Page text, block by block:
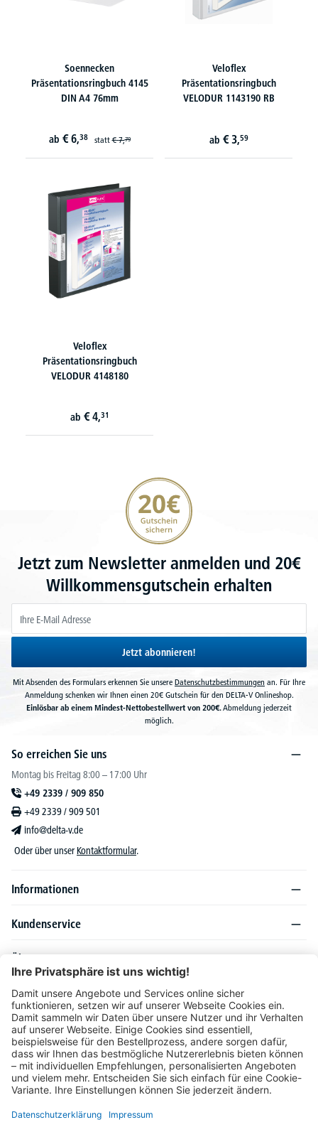
Soennecken
Präsentationsringbuch 4145
DIN A4 76mm
ab € 6,38 statt€ 7,79
Veloflex
Präsentationsringbuch
VELODUR 1143190 RB
ab € 3,59
Veloflex
Präsentationsringbuch
VELODUR 4148180
ab € 4,31
20€ Gutschein sichern
Jetzt zum Newsletter anmelden und 20€
Willkommensgutschein erhalten
Jetzt abonnieren!
Mit Absenden des Formulars erkennen Sie unsere Datenschutzbestimmungen an. Für Ihre
Anmeldung schenken wir Ihnen einen 20€ Gutschein für den DELTA-V Onlineshop.
Einlösbar ab einem Mindest-Nettobestellwert von 200€.Abmeldung jederzeit
möglich.
So erreichen Sie uns
Montag bis Freitag 8:00 – 17:00 Uhr
+49 2339 / 909 850
+49 2339 / 909 501
info@delta-v.de
Oder über unser Kontaktformular.
Informationen
Kundenservice
Über DELTA-V
Produktsortiment
Ratgeber
Folgen Sie uns auch auf
Unser Angebot richtet sich ausschließlich an Industrie, Handel, Gewerbe und